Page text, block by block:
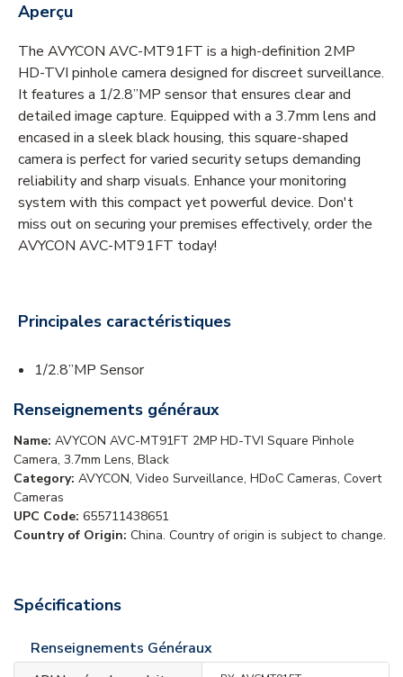
Aperçu
The AVYCON AVC-MT91FT is a high-definition 2MP
HD-TVI pinhole camera designed for discreet surveillance.
It features a 1/2.8”MP sensor that ensures clear and
detailed image capture. Equipped with a 3.7mm lens and
encased in a sleek black housing, this square-shaped
camera is perfect for varied security setups demanding
reliability and sharp visuals. Enhance your monitoring
system with this compact yet powerful device. Don't
miss out on securing your premises effectively, order the
AVYCON AVC-MT91FT today!
Principales caractéristiques
1/2.8”MP Sensor
Renseignements généraux
Name: AVYCON AVC-MT91FT 2MP HD-TVI Square Pinhole
Camera, 3.7mm Lens, Black
Category: AVYCON, Video Surveillance, HDoC Cameras, Covert
Cameras
UPC Code: 655711438651
Country of Origin: China. Country of origin is subject to change.
Spécifications
Renseignements Généraux